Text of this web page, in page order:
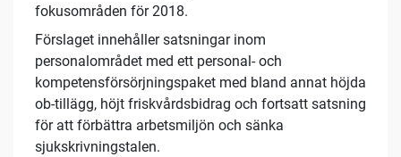
fokusområden för 2018.
Förslaget innehåller satsningar inom
personalområdet med ett personal- och
kompetensförsörjningspaket med bland annat höjda
ob-tillägg, höjt friskvårdsbidrag och fortsatt satsning
för att förbättra arbetsmiljön och sänka
sjukskrivningstalen.